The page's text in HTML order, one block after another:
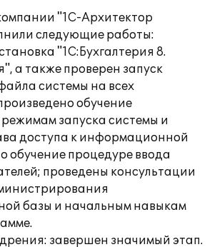
"1С-Архитектор
следующие работы:
"1С:Бухгалтерия 8.
а также проверен запуск
системы на всех
обучение
режимам запуска системы и
доступа к информационной
обучение процедуре ввода
проведены консультации
базы и начальным навыкам
завершен значимый этап.